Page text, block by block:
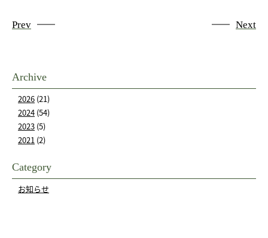
Prev Next
Archive
2026 (21)
2024 (54)
2023 (5)
2021 (2)
Category
お知らせ